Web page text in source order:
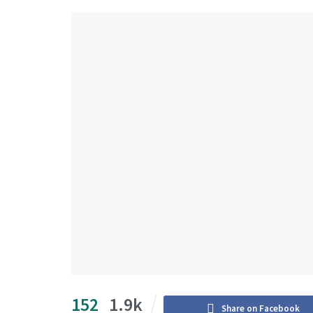
152 1.9k Share on Facebook